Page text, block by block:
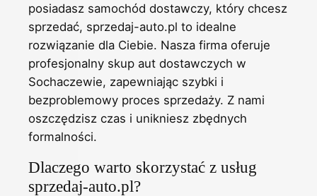
posiadasz samochód dostawczy, który chcesz
sprzedać, sprzedaj-auto.pl to idealne
rozwiązanie dla Ciebie. Nasza firma oferuje
profesjonalny skup aut dostawczych w
Sochaczewie, zapewniając szybki i
bezproblemowy proces sprzedaży. Z nami
oszczędzisz czas i unikniesz zbędnych
formalności.
Dlaczego warto skorzystać z usług
sprzedaj-auto.pl?